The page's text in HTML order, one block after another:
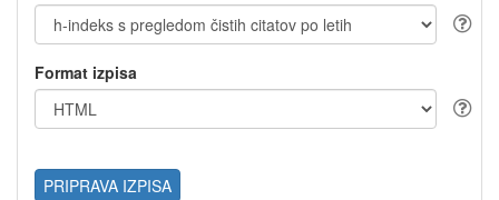
Format izpisa
PRIPRAVA IZPISA